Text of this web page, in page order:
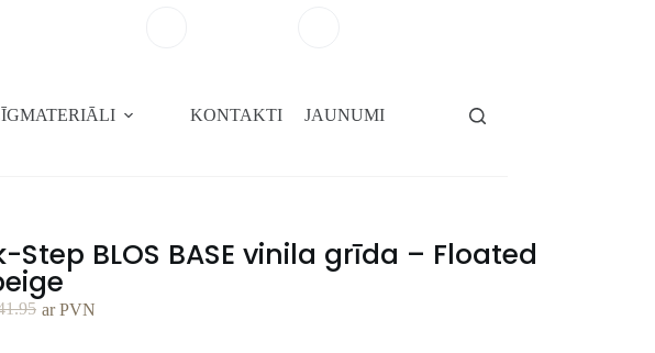
KONTAKTI JAUNUMI
Step BLOS BASE vinila grīda – Floated
ar PVN